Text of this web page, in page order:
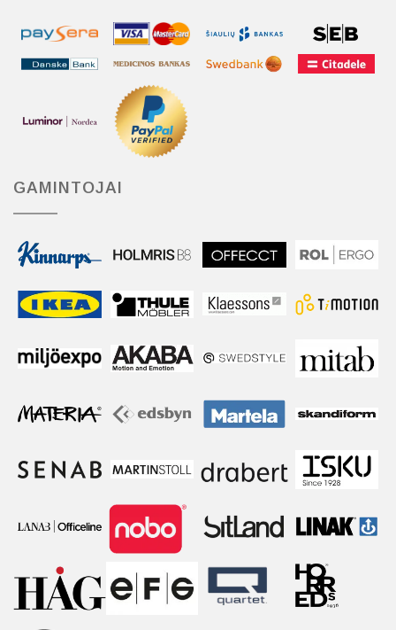
GAMINTOJAI